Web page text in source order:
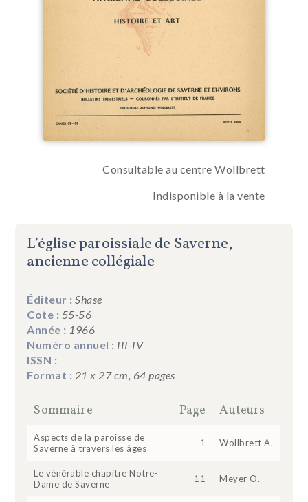
Consultable au centre Wollbrett
Indisponible à la vente
L’église paroissiale de Saverne,
ancienne collégiale
Éditeur : Shase
Cote : 55-56
Année : 1966
Numéro annuel : III-IV
ISSN :
Format : 21 x 27 cm, 64 pages
Sommaire Page Auteurs
Aspects de la paroisse de
Saverne à travers les âges
1 Wollbrett A.
Le vénérable chapitre Notre-
Dame de Saverne
11 Meyer O.